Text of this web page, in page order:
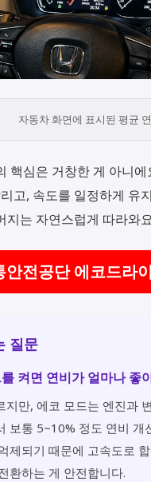
자동차 화면에 표시된 평균
핵심은 거창한 게 아니
고, 속도를 일정하게 유
지는 자연스럽게 따라와
안전공단 에코드라
질문
켜면 연비가 얼마나 좋
지만, 에코 모드는 엔진과
보통 5~10% 정도 연비 개
제되기 때문에 고속도로
환하는 게 안전합니다.